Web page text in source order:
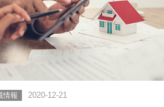
情報 2020-12-21